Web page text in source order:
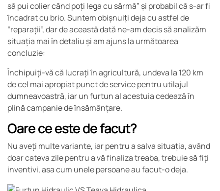
să pui colier când poți lega cu sârmă” și probabil că s-ar fi
încadrat cu brio. Suntem obișnuiți deja cu astfel de
“reparații”, dar de această dată ne-am decis să analizăm
situația mai în detaliu și am ajuns la următoarea
concluzie:
Închipuiți-vă că lucrați în agricultură, undeva la 120 km
de cel mai apropiat punct de service pentru utilajul
dumneavoastră, iar un furtun al acestuia cedează în
plină campanie de însămânțare.
Oare ce este de facut?
Nu aveți multe variante, iar pentru a salva situația, având
doar cateva zile pentru a vă finaliza treaba, trebuie să fiți
inventivi, asa cum unele persoane au facut-o deja.